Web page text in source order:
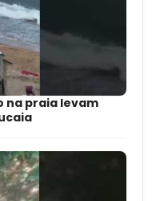
na praia levam